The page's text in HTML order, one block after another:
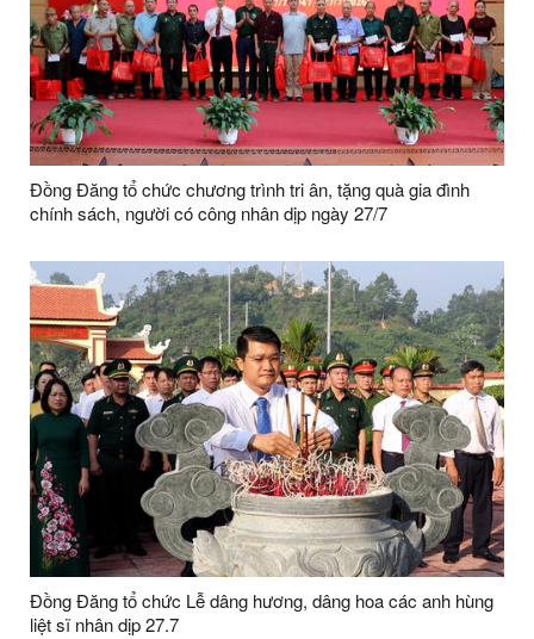
Đồng Đăng tổ chức chương trình tri ân, tặng quà gia đình
chính sách, người có công nhân dịp ngày 27/7
Đồng Đăng tổ chức Lễ dâng hương, dâng hoa các anh hùng
liệt sĩ nhân dịp 27.7